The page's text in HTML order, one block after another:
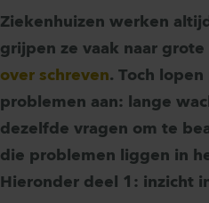
Ziekenhuizen werken
grijpen ze vaak naar
over schreven. Toch
problemen aan: lange
dezelfde vragen om te
die problemen liggen in
Hieronder deel 1: inzicht